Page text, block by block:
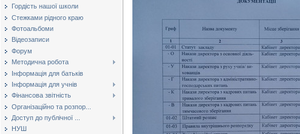
Гордість нашої школи
Стежками рідного краю
Фотоальбоми
Відеозаписи
Форум
Методична робота
Інформація для батьків
Інформація для учнів
Фінансова звітність
Організаційно та розпор...
Доступ до публічної ...
НУШ